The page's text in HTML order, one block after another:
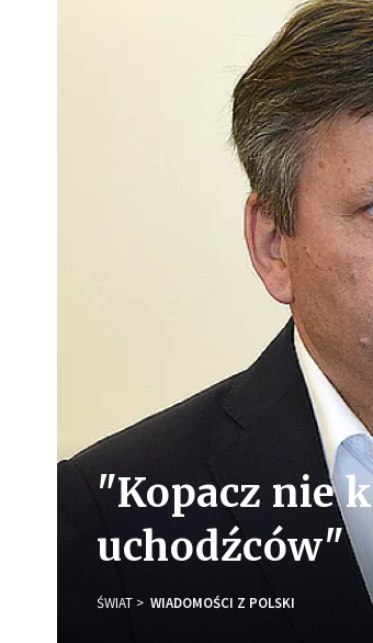
"Kopacz nie
uchodźców"
ŚWIAT WIADOMOŚCI Z POLSKI